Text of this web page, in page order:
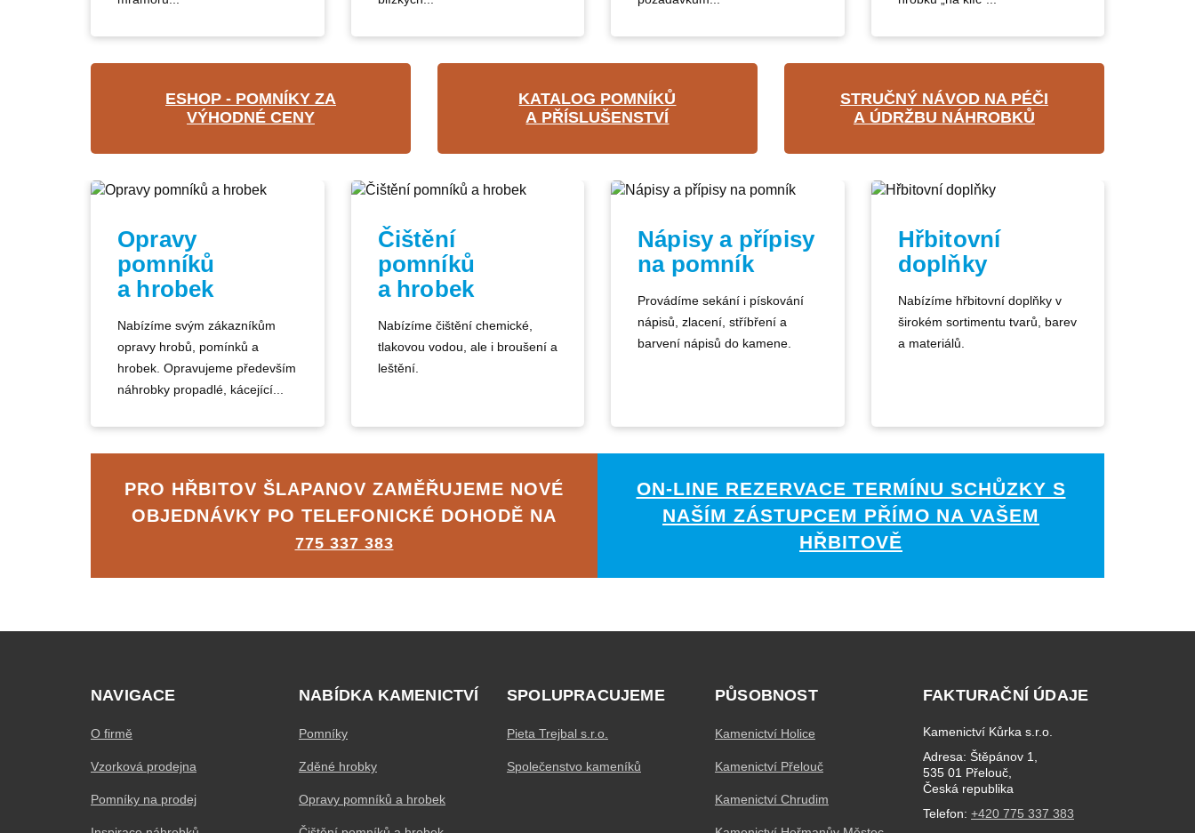
ESHOP - POMNÍKY ZA
VÝHODNÉ CENY
KATALOG POMNÍKŮ
A PŘÍSLUŠENSTVÍ
STRUČNÝ NÁVOD NA PÉČI
A ÚDRŽBU NÁHROBKŮ
Opravy
pomníků
a hrobek
Nabízíme svým zákazníkům
opravy hrobů, pomínků a
hrobek. Opravujeme především
náhrobky propadlé, kácející...
Čištění
pomníků
a hrobek
Nabízíme čištění chemické,
tlakovou vodou, ale i broušení a
leštění.
Nápisy a přípisy
na pomník
Provádíme sekání i pískování
nápisů, zlacení, stříbření a
barvení nápisů do kamene.
Hřbitovní
doplňky
Nabízíme hřbitovní doplňky v
širokém sortimentu tvarů, barev
a materiálů.
PRO HŘBITOV ŠLAPANOV ZAMĚŘUJEME NOVÉ
OBJEDNÁVKY PO TELEFONICKÉ DOHODĚ NA
775 337 383
ON-LINE REZERVACE TERMÍNU SCHŮZKY S
NAŠÍM ZÁSTUPCEM PŘÍMO NA VAŠEM
HŘBITOVĚ
NAVIGACE
O firmě
Vzorková prodejna
Pomníky na prodej
NABÍDKA KAMENICTVÍ
Pomníky
Zděné hrobky
Opravy pomníků a hrobek
SPOLUPRACUJEME
Pieta Trejbal s.r.o.
Společenstvo kameníků
PŮSOBNOST
Kamenictví Holice
Kamenictví Přelouč
Kamenictví Chrudim
FAKTURAČNÍ ÚDAJE
Kamenictví Kůrka s.r.o.
Adresa: Štěpánov 1,
535 01 Přelouč,
Česká republika
Telefon: +420 775 337 383